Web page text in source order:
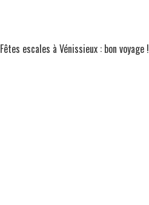
Fêtes escales à Vénissieux : bon voyage !